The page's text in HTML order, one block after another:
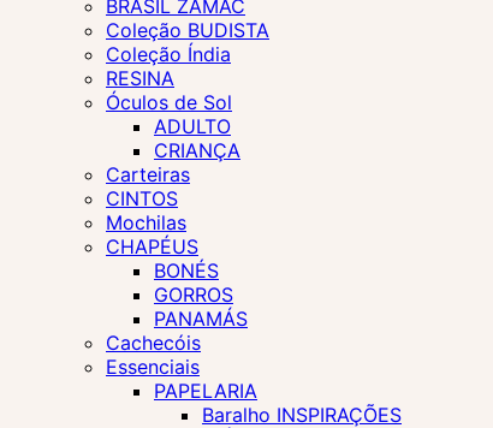
BRASIL ZAMAC
Coleção BUDISTA
Coleção Índia
RESINA
Óculos de Sol
ADULTO
CRIANÇA
Carteiras
CINTOS
Mochilas
CHAPÉUS
BONÉS
GORROS
PANAMÁS
Cachecóis
Essenciais
PAPELARIA
Baralho INSPIRAÇÕES